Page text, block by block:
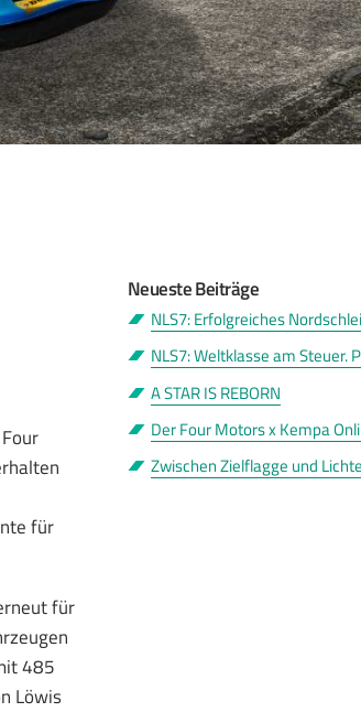
für
für
485
Löwis
Neueste Beiträge
NLS7: Erfolgreiches Nordschleifen-
NLS7: Weltklasse am Steuer.
A STAR IS REBORN
Der Four Motors x Kempa
Zwischen Zielflagge und Lichterglanz